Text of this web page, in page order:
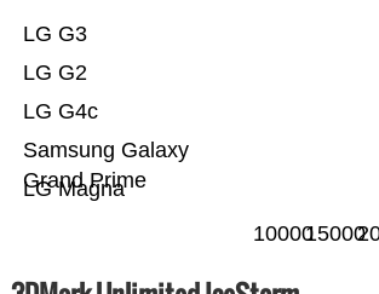
LG Magna
Samsung Galaxy
Grand Prime
LG G4c
LG G2
LG G3
1000015000